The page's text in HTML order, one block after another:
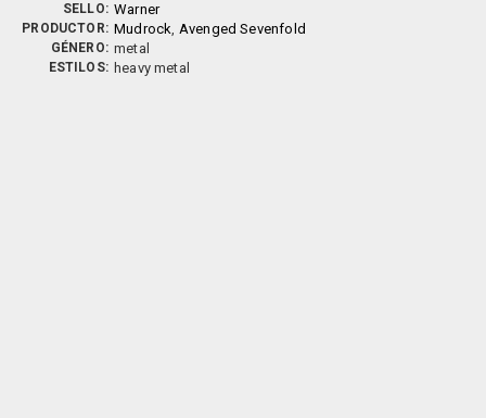
SELLO: Warner
PRODUCTOR: Mudrock, Avenged Sevenfold
GÉNERO: metal
ESTILOS: heavy metal